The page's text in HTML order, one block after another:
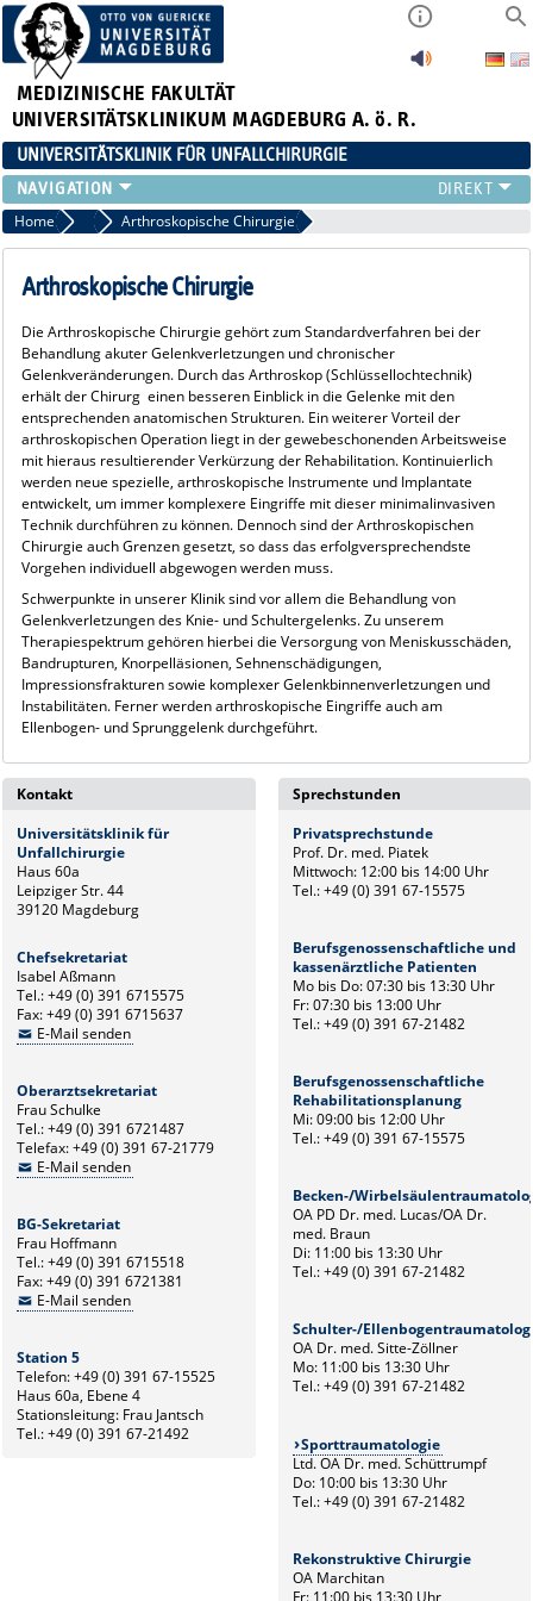
MEDIZINISCHE FAKULTÄT
UNIVERSITÄTSKLINIKUM MAGDEBURG A. ö. R.
UNIVERSITÄTSKLINIK FÜR UNFALLCHIRURGIE
KLINIK
PATIENTEN
ZUWEISER
WEITERBILDUNG
FORSCHUNG
AKTUELLES
Home Leistungsspektrum
Arthroskopische Chirurgie
Arthroskopische Chirurgie
Die Arthroskopische Chirurgie gehört zum Standardverfahren bei der
Behandlung akuter Gelenkverletzungen und chronischer
Gelenkveränderungen. Durch das Arthroskop (Schlüssellochtechnik)
erhält der Chirurg einen besseren Einblick in die Gelenke mit den
entsprechenden anatomischen Strukturen. Ein weiterer Vorteil der
arthroskopischen Operation liegt in der gewebeschonenden Arbeitsweise
mit hieraus resultierender Verkürzung der Rehabilitation. Kontinuierlich
werden neue spezielle, arthroskopische Instrumente und Implantate
entwickelt, um immer komplexere Eingriffe mit dieser minimalinvasiven
Technik durchführen zu können. Dennoch sind der Arthroskopischen
Chirurgie auch Grenzen gesetzt, so dass das erfolgversprechendste
Vorgehen individuell abgewogen werden muss.
Schwerpunkte in unserer Klinik sind vor allem die Behandlung von
Gelenkverletzungen des Knie- und Schultergelenks. Zu unserem
Therapiespektrum gehören hierbei die Versorgung von Meniskusschäden,
Bandrupturen, Knorpelläsionen, Sehnenschädigungen,
Impressionsfrakturen sowie komplexer Gelenkbinnenverletzungen und
Instabilitäten. Ferner werden arthroskopische Eingriffe auch am
Ellenbogen- und Sprunggelenk durchgeführt.
Kontakt
Universitätsklinik für
Unfallchirurgie
Haus 60a
Leipziger Str. 44
39120 Magdeburg
Chefsekretariat
Isabel Aßmann
Tel.: +49 (0) 391 6715575
Fax: +49 (0) 391 6715637
E-Mail senden
Oberarztsekretariat
Frau Schulke
Tel.: +49 (0) 391 6721487
Telefax: +49 (0) 391 67-21779
E-Mail senden
BG-Sekretariat
Frau Hoffmann
Tel.: +49 (0) 391 6715518
Fax: +49 (0) 391 6721381
E-Mail senden
Station 5
Telefon: +49 (0) 391 67-15525
Haus 60a, Ebene 4
Stationsleitung: Frau Jantsch
Tel.: +49 (0) 391 67-21492
Sprechstunden
Privatsprechstunde
Prof. Dr. med. Piatek
Mittwoch: 12:00 bis 14:00 Uhr
Tel.: +49 (0) 391 67-15575
Berufsgenossenschaftliche und
kassenärztliche Patienten
Mo bis Do: 07:30 bis 13:30 Uhr
Fr: 07:30 bis 13:00 Uhr
Tel.: +49 (0) 391 67-21482
Berufsgenossenschaftliche
Rehabilitationsplanung
Mi: 09:00 bis 12:00 Uhr
Tel.: +49 (0) 391 67-15575
Becken-/
OA PD Dr. med. Lucas/OA Dr.
med. Braun
Di: 11:00 bis 13:30 Uhr
Tel.: +49 (0) 391 67-21482
Schulter-/
OA Dr. med. Sitte-Zöllner
Mo: 11:00 bis 13:30 Uhr
Tel.: +49 (0) 391 67-21482
Sporttraumatologie
Ltd. OA Dr. med. Schüttrumpf
Do: 10:00 bis 13:30 Uhr
Tel.: +49 (0) 391 67-21482
Rekonstruktive Chirurgie
OA Marchitan
Fr: 11:00 bis 13:30 Uhr